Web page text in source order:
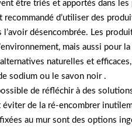
être triés et apportés dans
recommandé d’utiliser des
l’avoir désencombrée. Les
mais aussi pour
naturelles et
sodium ou le savon noir .
de réfléchir à des
éviter de la ré-encombrer
au mur sont des options